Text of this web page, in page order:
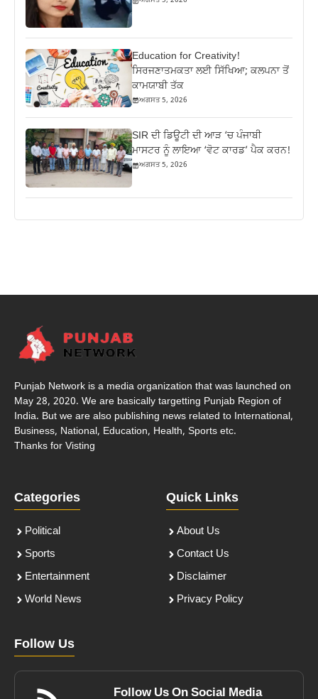
Education for Creativity!
ਸਿਰਜਣਾਤਮਕਤਾ ਲਈ ਸਿੱਖਿਆ; ਕਲਪਨਾ ਤੋਂ
ਕਾਮਯਾਬੀ ਤੱਕ
ਅਗਸਤ 5, 2026
SIR ਦੀ ਡਿਊਟੀ ਦੀ ਆੜ ‘ਚ ਪੰਜਾਬੀ
ਮਾਸਟਰ ਨੂੰ ਲਾਇਆ ‘ਵੋਟ ਕਾਰਡ’ ਪੈਕ ਕਰਨ!
ਅਗਸਤ 5, 2026
Punjab Network is a media organization that was launched on
May 28, 2020. We are basically targetting Punjab Region of
India. But we are also publishing news related to International,
Business, National, Education, Health, Sports etc.
Thanks for Visting
Categories
Political
Sports
Entertainment
World News
Quick Links
About Us
Contact Us
Disclaimer
Privacy Policy
Follow Us
Follow Us On Social Media